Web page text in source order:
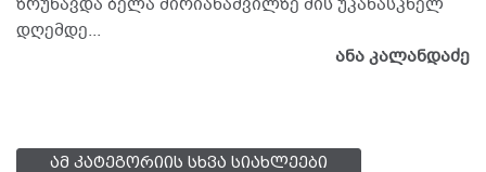
დღემდე...
ანა კალანდაძე
ამ კატეგორიის სხვა სიახლეები